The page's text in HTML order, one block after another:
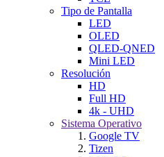
Tipo de Pantalla
LED
OLED
QLED-QNED
Mini LED
Resolución
HD
Full HD
4k - UHD
Sistema Operativo
Google TV
Tizen